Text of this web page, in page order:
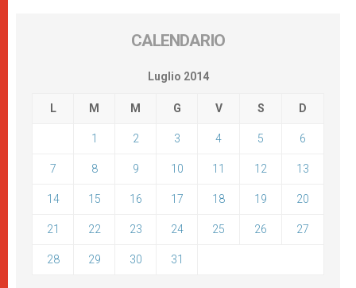
CALENDARIO
Luglio 2014
L M M G V S D
1 2 3 4 5 6
7 8 9 10 11 12 13
14 15 16 17 18 19 20
21 22 23 24 25 26 27
28 29 30 31